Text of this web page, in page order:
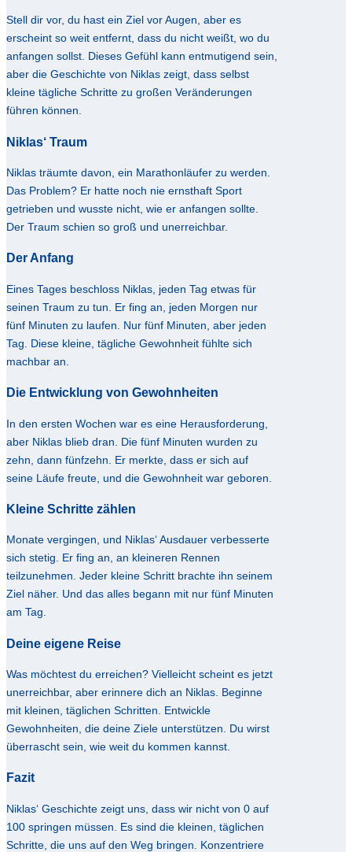
Stell dir vor, du hast ein Ziel vor Augen, aber es
erscheint so weit entfernt, dass du nicht weißt, wo du
anfangen sollst. Dieses Gefühl kann entmutigend sein,
aber die Geschichte von Niklas zeigt, dass selbst
kleine tägliche Schritte zu großen Veränderungen
führen können.
Niklas‘ Traum
Niklas träumte davon, ein Marathonläufer zu werden.
Das Problem? Er hatte noch nie ernsthaft Sport
getrieben und wusste nicht, wie er anfangen sollte.
Der Traum schien so groß und unerreichbar.
Der Anfang
Eines Tages beschloss Niklas, jeden Tag etwas für
seinen Traum zu tun. Er fing an, jeden Morgen nur
fünf Minuten zu laufen. Nur fünf Minuten, aber jeden
Tag. Diese kleine, tägliche Gewohnheit fühlte sich
machbar an.
Die Entwicklung von Gewohnheiten
In den ersten Wochen war es eine Herausforderung,
aber Niklas blieb dran. Die fünf Minuten wurden zu
zehn, dann fünfzehn. Er merkte, dass er sich auf
seine Läufe freute, und die Gewohnheit war geboren.
Kleine Schritte zählen
Monate vergingen, und Niklas‘ Ausdauer verbesserte
sich stetig. Er fing an, an kleineren Rennen
teilzunehmen. Jeder kleine Schritt brachte ihn seinem
Ziel näher. Und das alles begann mit nur fünf Minuten
am Tag.
Deine eigene Reise
Was möchtest du erreichen? Vielleicht scheint es jetzt
unerreichbar, aber erinnere dich an Niklas. Beginne
mit kleinen, täglichen Schritten. Entwickle
Gewohnheiten, die deine Ziele unterstützen. Du wirst
überrascht sein, wie weit du kommen kannst.
Fazit
Niklas‘ Geschichte zeigt uns, dass wir nicht von 0 auf
100 springen müssen. Es sind die kleinen, täglichen
Schritte, die uns auf den Weg bringen. Konzentriere